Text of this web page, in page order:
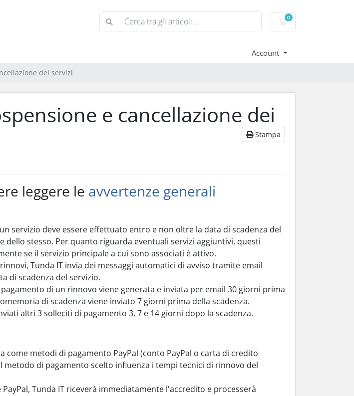
0
Carrello
Account
dei servizi
e cancellazione dei
Stampa
leggere le avvertenze generali
servizio deve essere effettuato entro e non oltre la data di scadenza del
dello stesso. Per quanto riguarda eventuali servizi aggiuntivi, questi
se il servizio principale a cui sono associati è attivo.
Tunda IT invia dei messaggi automatici di avviso tramite email
di scadenza del servizio.
di un rinnovo viene generata e inviata per email 30 giorni prima
di scadenza viene inviato 7 giorni prima della scadenza.
altri 3 solleciti di pagamento 3, 7 e 14 giorni dopo la scadenza.
come metodi di pagamento PayPal (conto PayPal o carta di credito
metodo di pagamento scelto influenza i tempi tecnici di rinnovo del
Tunda IT riceverà immediatamente l'accredito e processerà